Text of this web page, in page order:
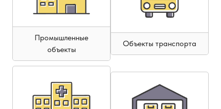
Промышленные
объекты
Объекты транспорта